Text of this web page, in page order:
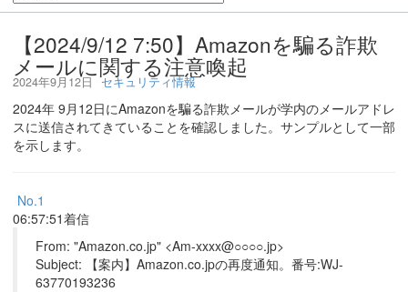
【2024/9/12 7:50】Amazonを騙る詐欺
メールに関する注意喚起
2024年9月12日 セキュリティ情報
2024年 9月12日にAmazonを騙る詐欺メールが学内のメールアドレ
スに送信されてきていることを確認しました。サンプルとして一部
を示します。
No.1
06:57:51着信
From: "Amazon.co.jp" <Am-xxxx@○○○○.jp>
Subject: 【案内】Amazon.co.jpの再度通知。番号:WJ-
63770193236